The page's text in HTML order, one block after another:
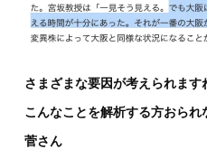
さまざまな要因が考えられます
こんなことを解析する方おられ
菅さん